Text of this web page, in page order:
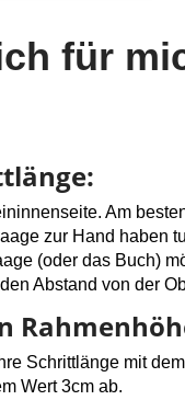
für
Am
zur Hand haben
(oder das Buch)
Abstand von der
Schrittlänge mit
Wert 3cm ab.